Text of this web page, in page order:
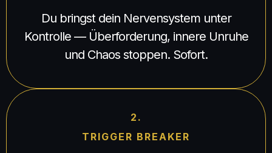
Du bringst dein Nervensystem unter
Kontrolle — Überforderung, innere Unruhe
und Chaos stoppen. Sofort.
2.
TRIGGER BREAKER